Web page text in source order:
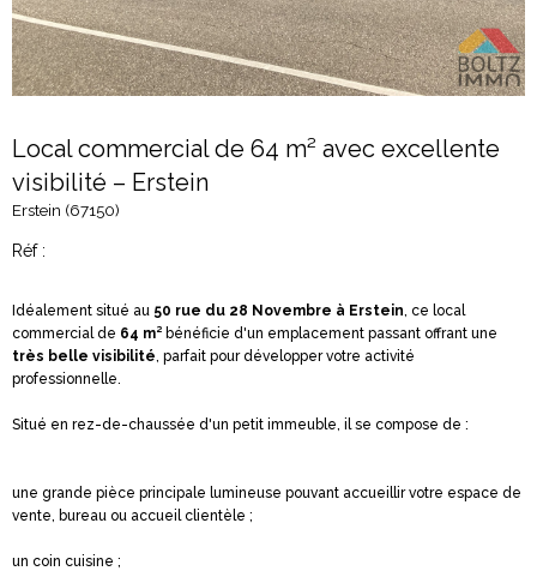
Local commercial de 64 m² avec excellente
visibilité – Erstein
Erstein (67150)
Réf :
Idéalement situé au 50 rue du 28 Novembre à Erstein, ce local
commercial de 64 m² bénéficie d'un emplacement passant offrant une
très belle visibilité, parfait pour développer votre activité
professionnelle.
Situé en rez-de-chaussée d'un petit immeuble, il se compose de :
une grande pièce principale lumineuse pouvant accueillir votre espace de
vente, bureau ou accueil clientèle ;
un coin cuisine ;